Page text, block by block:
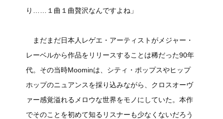
り……１曲１曲贅沢なんですよね」
まだまだ日本人レゲエ・アーティストがメジャー・
レーベルから作品をリリースすることは稀だった90年
代。その当時Moominは、シティ・ポップスやヒップ
ホップのニュアンスを採り込みながら、クロスオーヴ
ァー感覚溢れるメロウな世界をモノにしていた。本作
でそのことを初めて知るリスナーも少なくないだろう